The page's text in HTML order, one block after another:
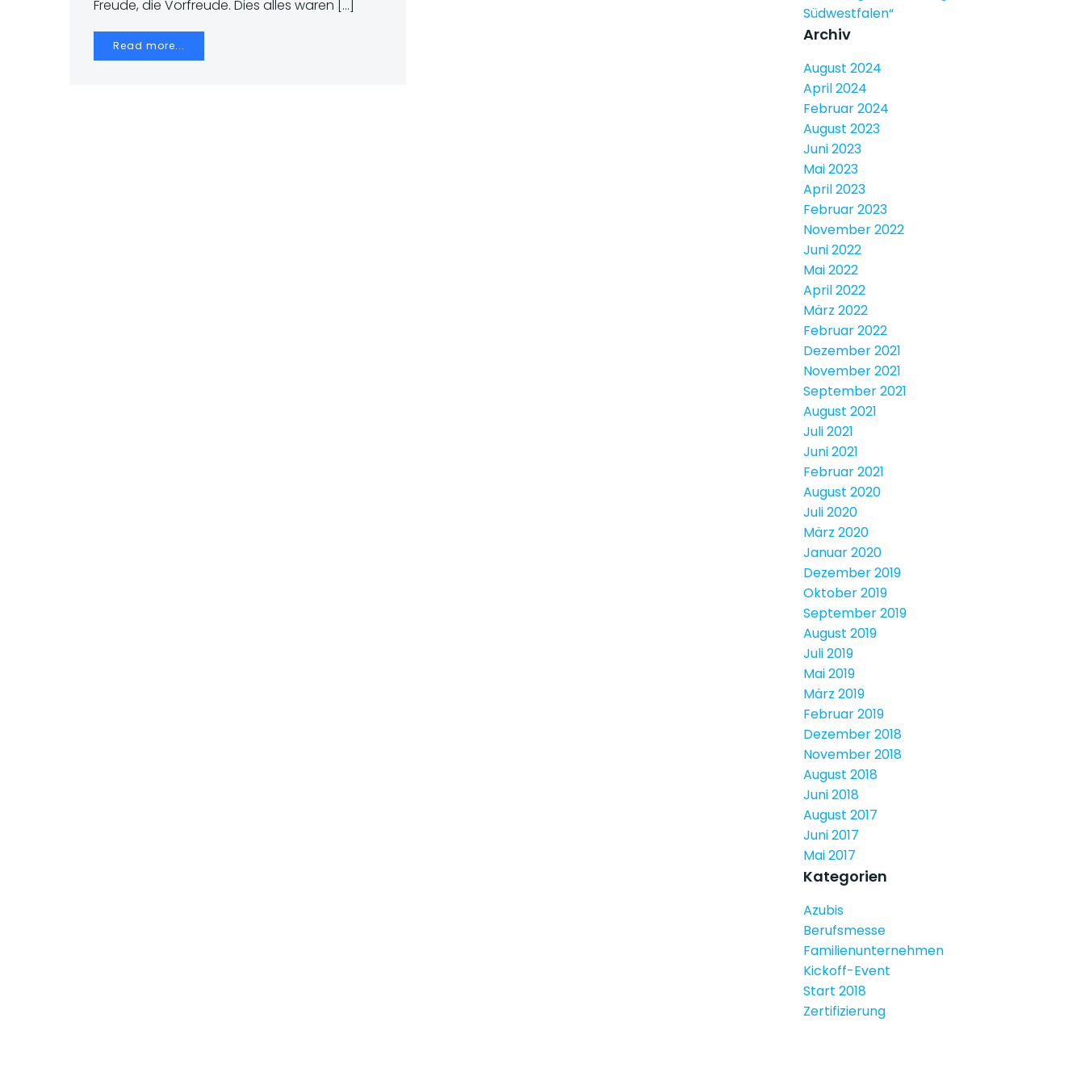
Freude, die Vorfreude. Dies alles waren […]
Read more...
Südwestfalen“
Archiv
August 2024
April 2024
Februar 2024
August 2023
Juni 2023
Mai 2023
April 2023
Februar 2023
November 2022
Juni 2022
Mai 2022
April 2022
März 2022
Februar 2022
Dezember 2021
November 2021
September 2021
August 2021
Juli 2021
Juni 2021
Februar 2021
August 2020
Juli 2020
März 2020
Januar 2020
Dezember 2019
Oktober 2019
September 2019
August 2019
Juli 2019
Mai 2019
März 2019
Februar 2019
Dezember 2018
November 2018
August 2018
Juni 2018
August 2017
Juni 2017
Mai 2017
Kategorien
Azubis
Berufsmesse
Familienunternehmen
Kickoff-Event
Start 2018
Zertifizierung